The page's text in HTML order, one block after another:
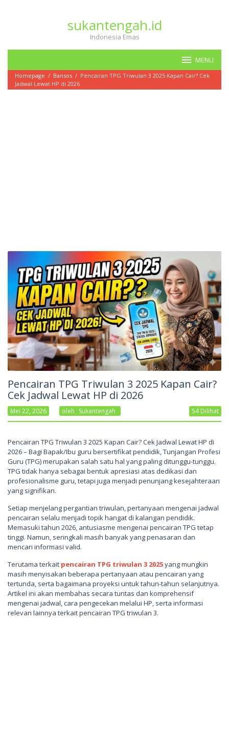
sukantengah.id
Indonesia Emas
MENU
Homepage / Bansos / Pencairan TPG Triwulan 3 2025 Kapan Cair? Cek
Jadwal Lewat HP di 2026
Pencairan TPG Triwulan 3 2025 Kapan Cair?
Cek Jadwal Lewat HP di 2026
Mei 22, 2026 Oleh Sukantengah 54 Dilihat
Pencairan TPG Triwulan 3 2025 Kapan Cair? Cek Jadwal Lewat HP di
2026 – Bagi Bapak/Ibu guru bersertifikat pendidik, Tunjangan Profesi
Guru (TPG) merupakan salah satu hal yang paling ditunggu-tunggu.
TPG tidak hanya sebagai bentuk apresiasi atas dedikasi dan
profesionalisme guru, tetapi juga menjadi penunjang kesejahteraan
yang signifikan.
Setiap menjelang pergantian triwulan, pertanyaan mengenai jadwal
pencairan selalu menjadi topik hangat di kalangan pendidik.
Memasuki tahun 2026, antusiasme mengenai pencairan TPG tetap
tinggi. Namun, seringkali masih banyak yang penasaran dan
mencari informasi valid.
Terutama terkait pencairan TPG triwulan 3 2025yang mungkin
masih menyisakan beberapa pertanyaan atau pencairan yang
tertunda, serta bagaimana proyeksi untuk tahun-tahun selanjutnya.
Artikel ini akan membahas secara tuntas dan komprehensif
mengenai jadwal, cara pengecekan melalui HP, serta informasi
relevan lainnya terkait pencairan TPG triwulan 3.